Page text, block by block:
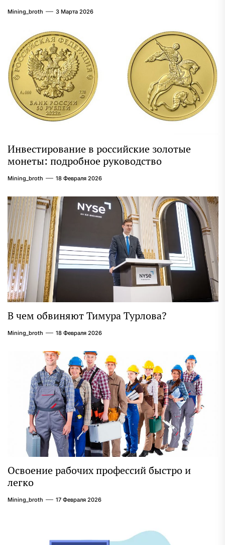
Mining_broth 3 Марта 2026
Инвестирование в российские золотые
монеты: подробное руководство
Mining_broth 18 Февраля 2026
В чем обвиняют Тимура Турлова?
Mining_broth 18 Февраля 2026
Освоение рабочих профессий быстро и
легко
Mining_broth 17 Февраля 2026